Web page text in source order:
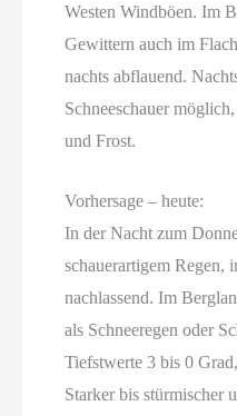
Westen Windböen. Im
Gewittern auch im
nachts abflauend.
Schneeschauer
und Frost.
Vorhersage – heute:
In der Nacht zum
schauerartigem Regen,
nachlassend. Im
als Schneeregen oder
Tiefstwerte 3 bis 0
Starker bis stürmischer